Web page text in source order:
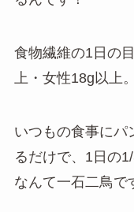
食物繊維の1日の
上・女性18g以上。
いつもの食事にパ
るだけで、1日の
なんて一石二鳥で